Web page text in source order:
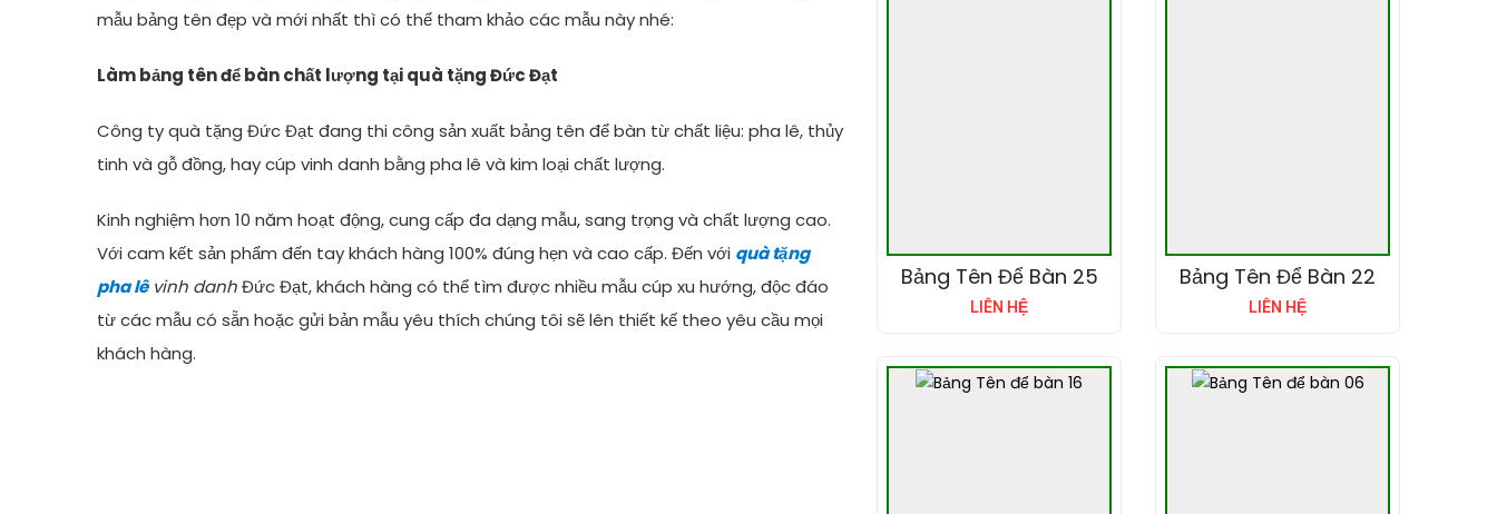
mẫu bảng tên đẹp và mới nhất thì có thể tham khảo các mẫu này nhé:
Làm bảng tên để bàn chất lượng tại quà tặng Đức Đạt
Công ty quà tặng Đức Đạt đang thi công sản xuất bảng tên để bàn từ chất liệu: pha lê, thủy
tinh và gỗ đồng, hay cúp vinh danh bằng pha lê và kim loại chất lượng.
Kinh nghiệm hơn 10 năm hoạt động, cung cấp đa dạng mẫu, sang trọng và chất lượng cao.
Với cam kết sản phẩm đến tay khách hàng 100% đúng hẹn và cao cấp. Đến với quà tặng
pha lêvinh danhĐức Đạt, khách hàng có thể tìm được nhiều mẫu cúp xu hướng, độc đáo
từ các mẫu có sẵn hoặc gửi bản mẫu yêu thích chúng tôi sẽ lên thiết kế theo yêu cầu mọi
khách hàng.
Bảng Tên Để Bàn 25
LIÊN HỆ
Bảng Tên Để Bàn 22
LIÊN HỆ